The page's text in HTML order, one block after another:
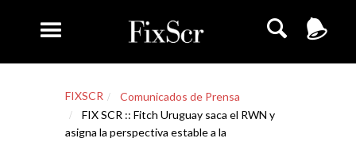
FIXSCR
Comunicados de Prensa
FIX SCR :: Fitch Uruguay saca el RWN y
asigna la perspectiva estable a la